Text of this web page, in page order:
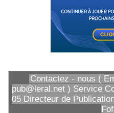
Contactez - nous (
pub@leral.net ) Service
05 Directeur de